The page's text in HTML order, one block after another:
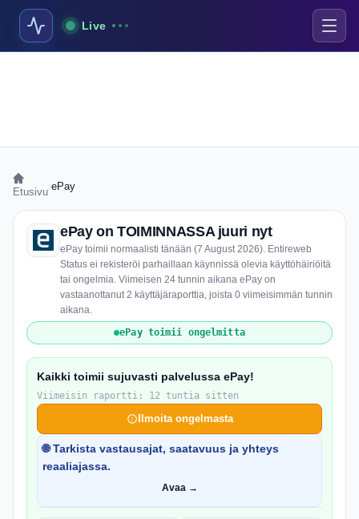
Live
Etusivu ePay
ePay on TOIMINNASSA juuri nyt
ePay toimii normaalisti tänään (7 August 2026). Entireweb
Status ei rekisteröi parhaillaan käynnissä olevia käyttöhäiriöitä
tai ongelmia. Viimeisen 24 tunnin aikana ePay on
vastaanottanut 2 käyttäjäraporttia, joista 0 viimeisimmän tunnin
aikana.
ePay toimii ongelmitta
Kaikki toimii sujuvasti palvelussa ePay!
Viimeisin raportti: 12 tuntia sitten
Ilmoita ongelmasta
🌐 Tarkista vastausajat, saatavuus ja yhteys
reaaliajassa.
Avaa →